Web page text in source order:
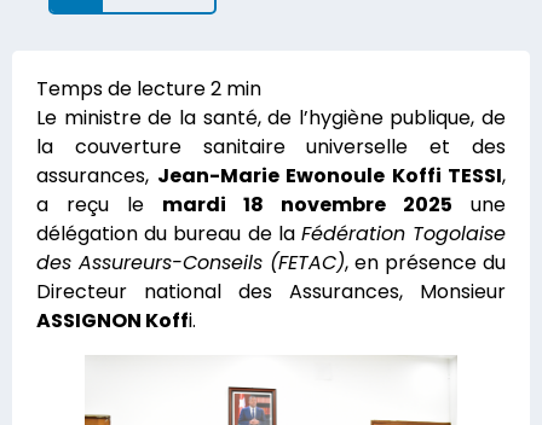
Le ministre de la santé, de l’hygiène publique, de
la couverture sanitaire universelle et des
assurances, Jean-Marie Ewonoule Koffi TESSI,
a reçu le mardi 18 novembre 2025 une
délégation du bureau de la Fédération Togolaise
des Assureurs-Conseils (FETAC), en présence du
Directeur national des Assurances, Monsieur
ASSIGNON Koffi.